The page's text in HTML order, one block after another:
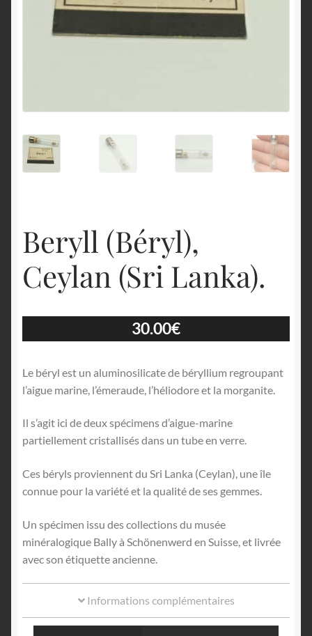
Beryll (Béryl),
Ceylan (Sri Lanka).
30.00€
Le béryl est un aluminosilicate de béryllium regroupant
l’aigue marine, l’émeraude, l’héliodore et la morganite.
Il s’agit ici de deux spécimens d’aigue-marine
partiellement cristallisés dans un tube en verre.
Ces béryls proviennent du Sri Lanka (Ceylan), une île
connue pour la variété et la qualité de ses gemmes.
Un spécimen issu des collections du musée
minéralogique Bally à Schönenwerd en Suisse, et livrée
avec son étiquette ancienne.
Informations complémentaires